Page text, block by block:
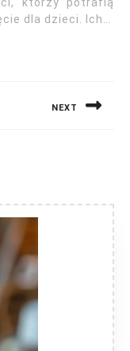
dla dzieci. Ich…
NEXT